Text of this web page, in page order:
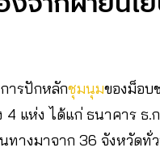
ารปักหลักชุมนุมของม็อบ
แห่ง ได้แก่ ธนาคาร ธ.
ทางมาจาก 36 จังหวัด